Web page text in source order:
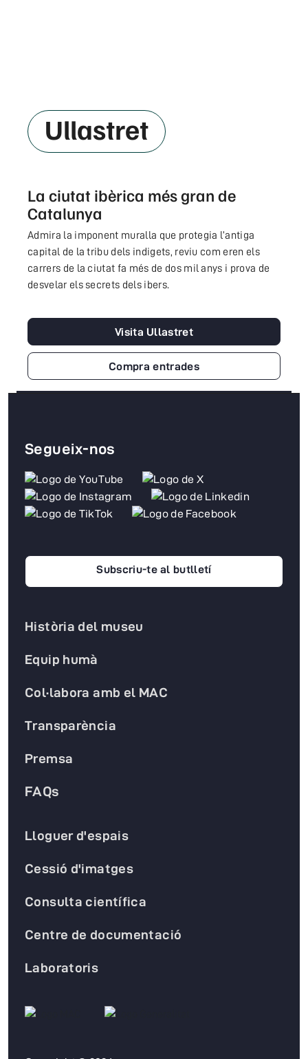
Ullastret
La ciutat ibèrica més gran de
Catalunya
Admira la imponent muralla que protegia l’antiga
capital de la tribu dels indigets, reviu com eren els
carrers de la ciutat fa més de dos mil anys i prova de
desvelar els secrets dels ibers.
Visita Ullastret
Compra entrades
Història del museu
Equip humà
Col·labora amb el MAC
Transparència
Premsa
FAQs
Lloguer d'espais
Cessió d'imatges
Consulta científica
Centre de documentació
Laboratoris
Segueix-nos
Subscriu-te al butlletí